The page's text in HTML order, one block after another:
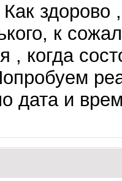
здорово
к
, когда
дата и